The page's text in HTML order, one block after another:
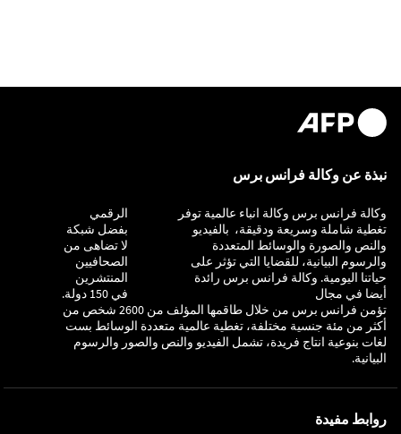
نبذة عن وكالة فرانس برس
وكالة فرانس برس وكالة انباء عالمية توفر
تغطية شاملة وسريعة ودقيقة، بالفيديو
والنص والصورة والوسائط المتعددة
والرسوم البيانية، للقضايا التي تؤثر على
حياتنا اليومية. وكالة فرانس برس رائدة
أيضا في مجال
الرقمي
بفضل شبكة
لا تضاهى من
الصحافيين
المنتشرين
في 150 دولة.
تؤمن فرانس برس من خلال طاقمها المؤلف من 2600 شخص من
أكثر من مئة جنسية مختلفة، تغطية عالمية متعددة الوسائط بست
لغات بنوعية انتاج فريدة، تشمل الفيديو والنص والصور والرسوم
البيانية.
روابط مفيدة